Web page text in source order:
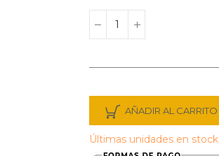
AÑADIR AL CARRITO
Últimas unidades en stock